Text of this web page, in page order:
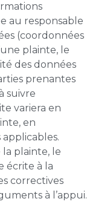
au responsable
(coordonnées
plainte, le
des données
prenantes
suivre
variera en
en
plainte, le
écrite à la
correctives
à l’appui.